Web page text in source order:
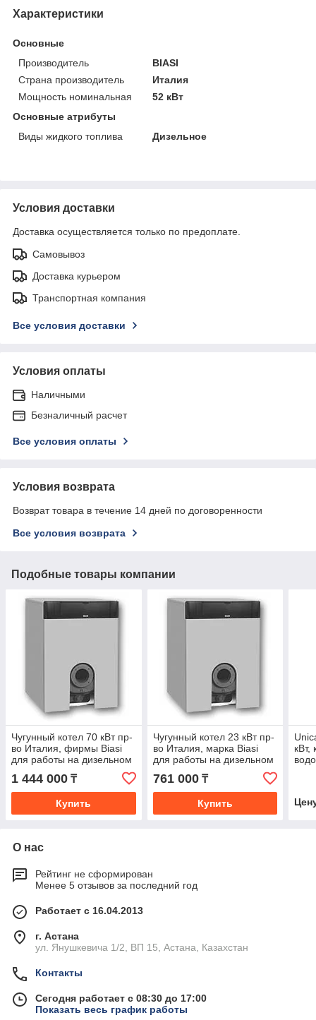
Характеристики
Основные
Производитель
BIASI
Страна производитель
Италия
Мощность номинальная
52 кВт
Основные атрибуты
Виды жидкого топлива
Дизельное
Условия доставки
Доставка осуществляется только по предоплате.
Самовывоз
Доставка курьером
Транспортная компания
Все условия доставки
Условия оплаты
Наличными
Безналичный расчет
Все условия оплаты
Условия возврата
Возврат товара в течение 14 дней по договоренности
Все условия возврата
Подобные товары компании
Чугунный котел 70 кВт пр-
во Италия, фирмы Biasi
для работы на дизельном
и газовом топливе
1 444 000 ₸
Купить
Чугунный котел 23 кВт пр-
во Италия, марка Biasi
для работы на дизельном
и газовом топливе
761 000₸
Купить
кВт,
О нас
Рейтинг не сформирован
Менее 5 отзывов за последний год
Работает с 16.04.2013
г. Астана
ул. Янушкевича 1/2, ВП 15, Астана, Казахстан
Контакты
Сегодня работает с 08:30 до 17:00
Показать весь график работы